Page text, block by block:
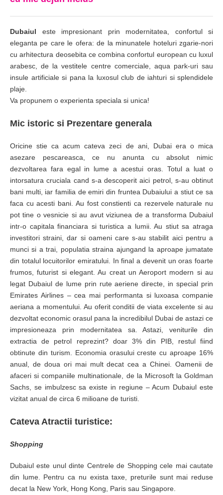
Dubaiul este impresionant prin modernitatea, confortul si
eleganta pe care le ofera: de la minunatele hoteluri zgarie-nori
cu arhitectura deosebita ce combina confortul european cu luxul
arabesc, de la vestitele centre comerciale, aqua park-uri sau
insule artificiale si pana la luxosul club de iahturi si splendidele
plaje.
Va propunem o experienta speciala si unica!
Mic istoric si Prezentare generala
Oricine stie ca acum cateva zeci de ani, Dubai era o mica
asezare pescareasca, ce nu anunta cu absolut nimic
dezvoltarea fara egal in lume a acestui oras. Totul a luat o
intorsatura cruciala cand s-a descoperit aici petrol, s-au obtinut
bani multi, iar familia de emiri din fruntea Dubaiului a stiut ce sa
faca cu acesti bani. Au fost constienti ca rezervele naturale nu
pot tine o vesnicie si au avut viziunea de a transforma Dubaiul
intr-o capitala financiara si turistica a lumii. Au stiut sa atraga
investitori straini, dar si oameni care s-au stabilit aici pentru a
munci si a trai, populatia straina ajungand la aproape jumatate
din totalul locuitorilor emiratului. In final a devenit un oras foarte
frumos, futurist si elegant. Au creat un Aeroport modern si au
legat Dubaiul de lume prin rute aeriene directe, in special prin
Emirates Airlines – cea mai performanta si luxoasa companie
aeriana a momentului. Au oferit conditii de viata excelente si au
dezvoltat economic orasul pana la incredibilul Dubai de astazi ce
impresioneaza prin modernitatea sa. Astazi, veniturile din
extractia de petrol reprezint? doar 3% din PIB, restul fiind
obtinute din turism. Economia orasului creste cu aproape 16%
anual, de doua ori mai mult decat cea a Chinei. Oamenii de
afaceri si companiile multinationale, de la Microsoft la Goldman
Sachs, se imbulzesc sa existe in regiune – Acum Dubaiul este
vizitat anual de circa 6 milioane de turisti.
Cateva Atractii turistice:
Shopping
Dubaiul este unul dinte Centrele de Shopping cele mai cautate
din lume. Pentru ca nu exista taxe, preturile sunt mai reduse
decat la New York, Hong Kong, Paris sau Singapore.